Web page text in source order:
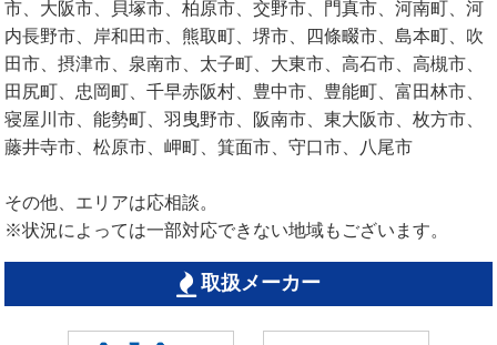
市、大阪市、貝塚市、柏原市、交野市、門真市、河南町、河
内長野市、岸和田市、熊取町、堺市、四條畷市、島本町、吹
田市、摂津市、泉南市、太子町、大東市、高石市、高槻市、
田尻町、忠岡町、千早赤阪村、豊中市、豊能町、富田林市、
寝屋川市、能勢町、羽曳野市、阪南市、東大阪市、枚方市、
藤井寺市、松原市、岬町、箕面市、守口市、八尾市
その他、エリアは応相談。
※状況によっては一部対応できない地域もございます。
取扱メーカー